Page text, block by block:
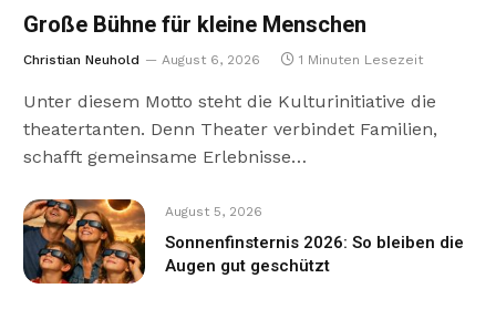
Große Bühne für kleine Menschen
Christian Neuhold August 6, 2026 1 Minuten Lesezeit
Unter diesem Motto steht die Kulturinitiative die
theatertanten. Denn Theater verbindet Familien,
schafft gemeinsame Erlebnisse…
August 5, 2026
Sonnenfinsternis 2026: So bleiben die
Augen gut geschützt